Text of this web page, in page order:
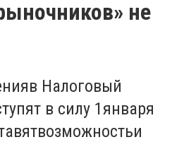
не
в Налоговый
в силу 1января
возможностьи